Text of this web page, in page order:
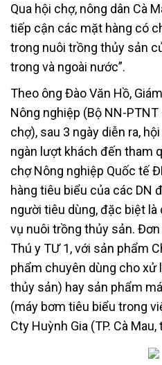
Qua hội chợ, nông dân Cà
tiếp cận các mặt hàng có
trong nuôi trồng thủy sản
trong và ngoài nước”.
Theo ông Đào Văn Hồ,
Nông nghiệp (Bộ NN-
chợ), sau 3 ngày diễn ra,
ngàn lượt khách đến tham
chợ Nông nghiệp Quốc tế
hàng tiêu biểu của các DN
người tiêu dùng, đặc biệt
vụ nuôi trồng thủy sản.
Thú y TƯ 1, với sản phẩm
phẩm chuyên dùng cho xử
thủy sản) hay sản phẩm
(máy bơm tiêu biểu trong
Cty Huỳnh Gia (TP. Cà Mau,